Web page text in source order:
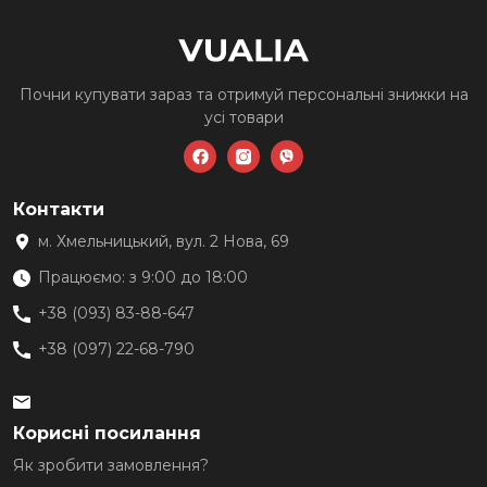
Почни купувати зараз та отримуй персональні знижки на
усі товари
Контакти
м. Хмельницький, вул. 2 Нова, 69
Працюємо: з 9:00 до 18:00
+38 (093) 83-88-647
+38 (097) 22-68-790
Корисні посилання
Як зробити замовлення?